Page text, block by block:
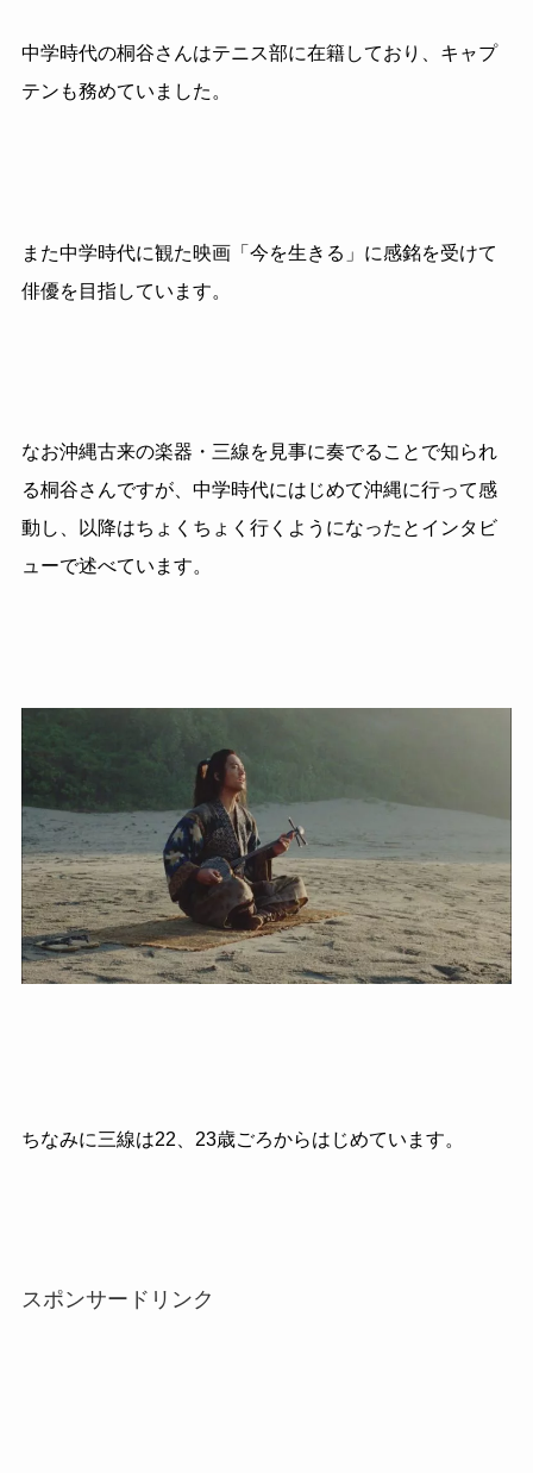
中学時代の桐谷さんはテニス部に在籍しており、キャプ
テンも務めていました。
また中学時代に観た映画「今を生きる」に感銘を受けて
俳優を目指しています。
なお沖縄古来の楽器・三線を見事に奏でることで知られ
る桐谷さんですが、中学時代にはじめて沖縄に行って感
動し、以降はちょくちょく行くようになったとインタビ
ューで述べています。
ちなみに三線は22、23歳ごろからはじめています。
スポンサードリンク